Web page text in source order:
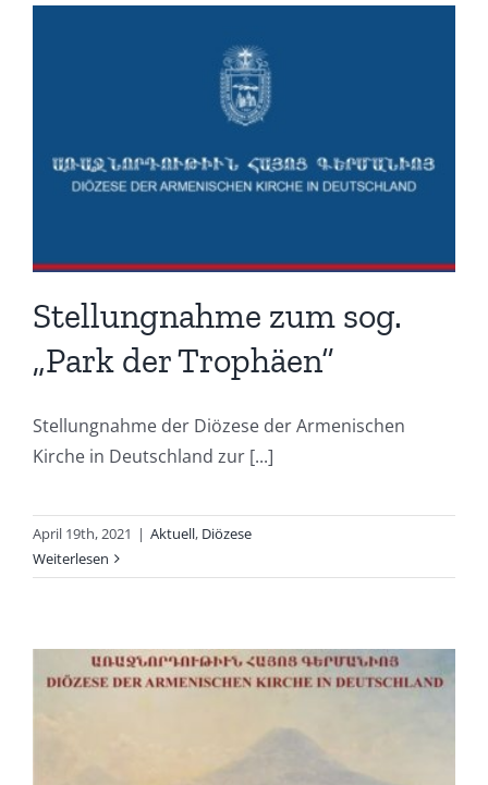
Stellungnahme zum sog.
„Park der Trophäen“
Stellungnahme der Diözese der Armenischen
Kirche in Deutschland zur [...]
April 19th, 2021 | Aktuell, Diözese
Weiterlesen